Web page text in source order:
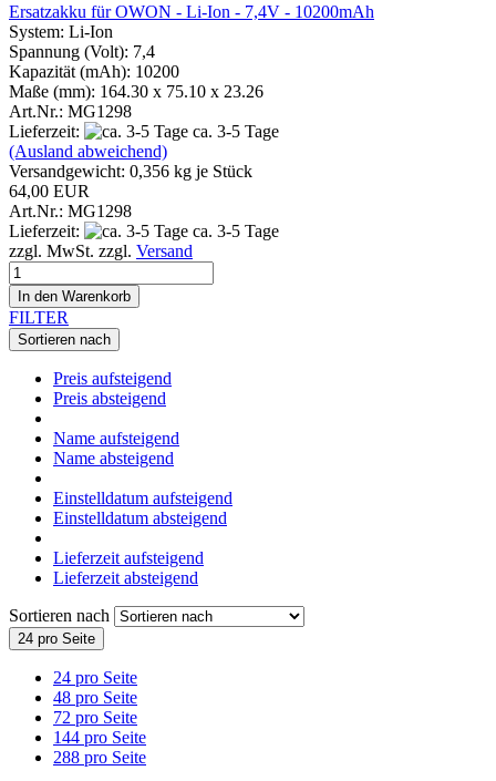
Ersatzakku für OWON - Li-Ion - 7,4V - 10200mAh
System: Li-Ion
Spannung (Volt): 7,4
Kapazität (mAh): 10200
Maße (mm): 164.30 x 75.10 x 23.26
Art.Nr.: MG1298
Lieferzeit:
ca. 3-5 Tage
(Ausland abweichend)
Versandgewicht: 0,356 kg je Stück
64,00 EUR
Art.Nr.: MG1298
Lieferzeit:
ca. 3-5 Tage
zzgl. MwSt. zzgl. Versand
In den Warenkorb
FILTER
Sortieren nach
Preis aufsteigend
Preis absteigend
Name aufsteigend
Name absteigend
Einstelldatum aufsteigend
Einstelldatum absteigend
Lieferzeit aufsteigend
Lieferzeit absteigend
Sortieren nach
24 pro Seite
24 pro Seite
48 pro Seite
72 pro Seite
144 pro Seite
288 pro Seite